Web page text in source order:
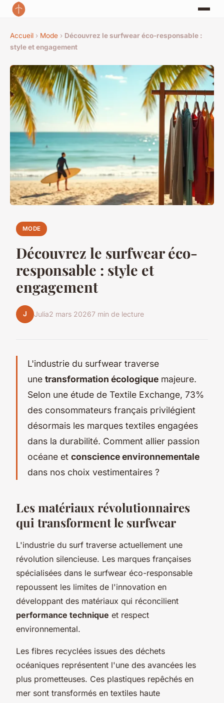
Accueil › Mode › Découvrez le surfwear éco-responsable :
style et engagement
MODE
Découvrez le surfwear éco-
responsable : style et
engagement
J Julia2 mars 20267 min de lecture
L'industrie du surfwear traverse
une transformation écologique majeure.
Selon une étude de Textile Exchange, 73%
des consommateurs français privilégient
désormais les marques textiles engagées
dans la durabilité. Comment allier passion
océane et conscience environnementale
dans nos choix vestimentaires ?
Les matériaux révolutionnaires
qui transforment le surfwear
L'industrie du surf traverse actuellement une
révolution silencieuse. Les marques françaises
spécialisées dans le surfwear éco-responsable
repoussent les limites de l'innovation en
développant des matériaux qui réconcilient
performance technique et respect
environnemental.
Les fibres recyclées issues des déchets
océaniques représentent l'une des avancées les
plus prometteuses. Ces plastiques repêchés en
mer sont transformés en textiles haute